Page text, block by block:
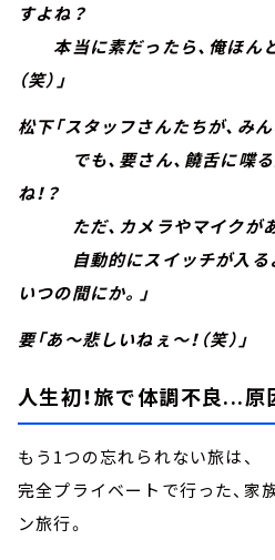
すよね？
本当に素だったら、俺ほん
（笑）」
松下「スタッフさんたちが、み
でも、要さん、饒舌に喋る
ね！？
ただ、カメラやマイクがあ
自動的にスイッチが入るよ
いつの間にか。」
要「あ～悲しいねぇ～！（笑）」
人生初！旅で体調不良...
もう1つの忘れられない旅は、
完全プライベートで行った、家
ン旅行。